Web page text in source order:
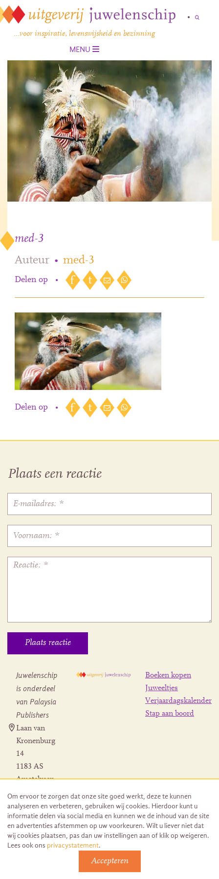
…voor inspiratie, levenswijsheid en bezinning
MENU
med-3
Auteur • med-3
Delen op •
Delen op •
Plaats een reactie
Juwelenschip
is onderdeel
van Palaysia
Publishers
Laan van
Kronenburg
14
1183 AS
Amstelveen
Herroeping
bestelling
Boeken kopen
Juweeltjes
Verjaardagskalender
Stap aan boord
© 2026 Uitgeverij Juwelenschip. Duurzaam ontwikkeld door
Go2People
Om ervoor te zorgen dat onze site goed werkt, deze te kunnen
analyseren en verbeteren, gebruiken wij cookies. Hierdoor kunt u
informatie delen via social media en kunnen we de inhoud van de site
en advertenties afstemmen op uw voorkeuren. Wilt u liever niet dat
wij cookies plaatsen, pas dan uw instellingen aan of klik op weigeren.
Lees ook ons privacystatement.
Accepteren